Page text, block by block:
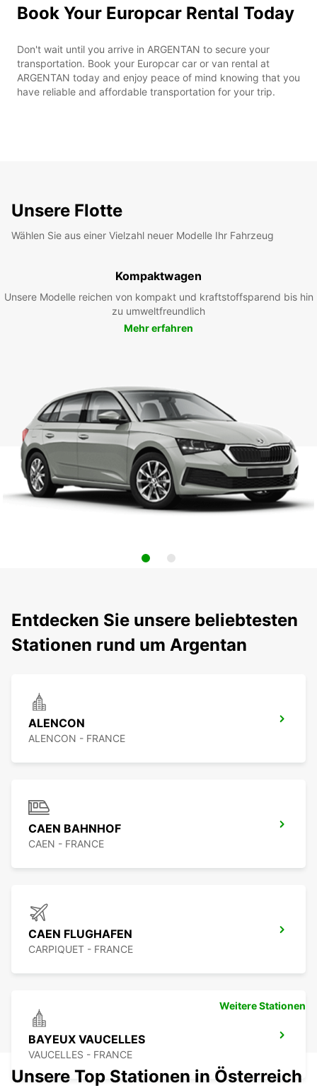
Book Your Europcar Rental Today
Don't wait until you arrive in ARGENTAN to secure your
transportation. Book your Europcar car or van rental at
ARGENTAN today and enjoy peace of mind knowing that you
have reliable and affordable transportation for your trip.
Unsere Flotte
Wählen Sie aus einer Vielzahl neuer Modelle Ihr Fahrzeug
Kompaktwagen
Unsere Modelle reichen von kompakt und kraftstoffsparend bis hin
zu umweltfreundlich
Mehr erfahren
Entdecken Sie unsere beliebtesten
Stationen rund um Argentan
ALENCON
ALENCON - FRANCE
CAEN BAHNHOF
CAEN - FRANCE
CAEN FLUGHAFEN
CARPIQUET - FRANCE
BAYEUX VAUCELLES
VAUCELLES - FRANCE
Weitere Stationen
Unsere Top Stationen in Österreich